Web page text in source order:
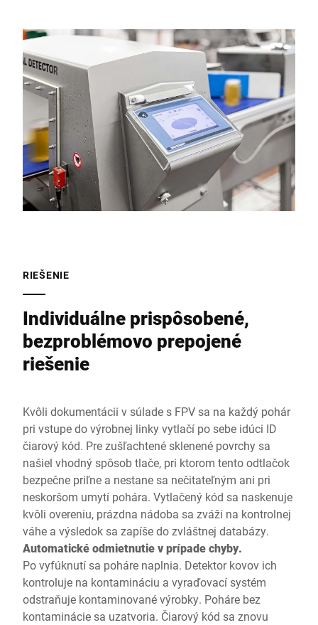
RIEŠENIE
Individuálne prispôsobené,
bezproblémovo prepojené
riešenie
Kvôli dokumentácii v súlade s FPV sa na každý pohár
pri vstupe do výrobnej linky vytlačí po sebe idúci ID
čiarový kód. Pre zušľachtené sklenené povrchy sa
našiel vhodný spôsob tlače, pri ktorom tento odtlačok
bezpečne priľne a nestane sa nečitateľným ani pri
neskoršom umytí pohára. Vytlačený kód sa naskenuje
kvôli overeniu, prázdna nádoba sa zváži na kontrolnej
váhe a výsledok sa zapíše do zvláštnej databázy.
Automatické odmietnutie v prípade chyby.
Po vyfúknutí sa poháre naplnia. Detektor kovov ich
kontroluje na kontamináciu a vyraďovací systém
odstraňuje kontaminované výrobky. Poháre bez
kontaminácie sa uzatvoria. Čiarový kód sa znovu